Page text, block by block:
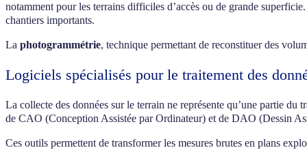
notamment pour les terrains difficiles d’accès ou de grande
chantiers importants.
La photogrammétrie, technique permettant de reconstituer des
Logiciels spécialisés pour le traitement des
La collecte des données sur le terrain ne représente qu’une partie
de CAO (Conception Assistée par Ordinateur) et de DAO (Dessin
Ces outils permettent de transformer les mesures brutes en plans